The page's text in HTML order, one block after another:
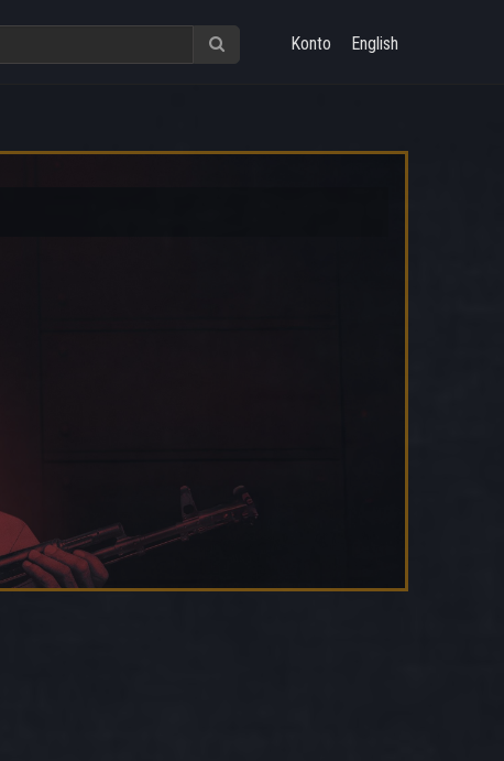
Konto English